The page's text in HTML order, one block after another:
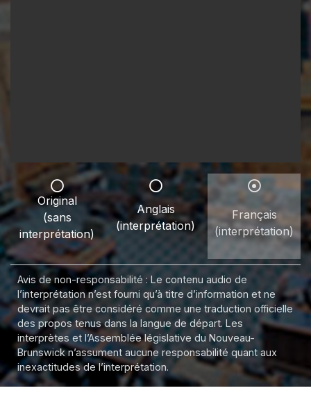
Original
(sans
interprétation)
Anglais
(interprétation)
Français
(interprétation)
Avis de non-responsabilité : Le contenu audio de
l’interprétation n’est fourni qu’à titre d’information et ne
devrait pas être considéré comme une traduction officielle
des propos tenus dans la langue de départ. Les
interprètes et l’Assemblée législative du Nouveau-
Brunswick n’assument aucune responsabilité quant aux
inexactitudes de l’interprétation.